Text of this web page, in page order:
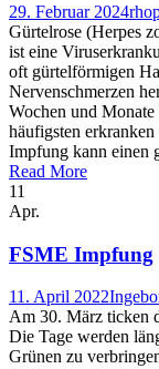
29. Februar 2024
Gürtelrose (Herpes
ist eine
oft gürtelförmigen
Nervenschmerzen
Wochen und
häufigsten
Impfung kann einen
Read More
11
Apr.
FSME Impfung
11. April 2022
Am 30. März ticken
Die Tage werden
Grünen zu